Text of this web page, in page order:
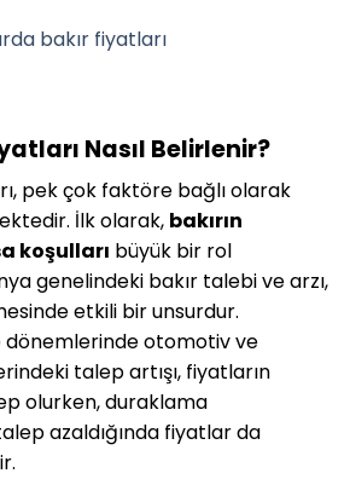
bakır fiyatları
Nasıl Belirlenir?
pek çok faktöre bağlı olarak
İlk olarak, bakırın
koşulları büyük bir rol
genelindeki bakır talebi ve arzı,
etkili bir unsurdur.
dönemlerinde otomotiv ve
talep artışı, fiyatların
olurken, duraklama
azaldığında fiyatlar da